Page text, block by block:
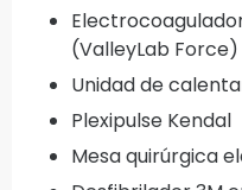
(ValleyLab Force)
Unidad de
Plexipulse Kendal
Mesa quirúrgica